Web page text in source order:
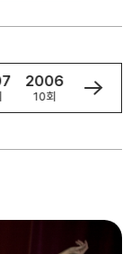
2006
10회
2005
9회